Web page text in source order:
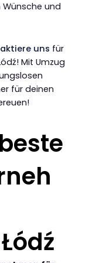
und
uns für
Mit Umzug
für deinen